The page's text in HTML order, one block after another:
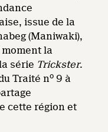
issue de la
(Maniwaki),
moment la
série Trickster.
Traité no 9 à
cette région et